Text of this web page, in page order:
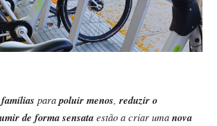
parapoluir menos ,reduzir o
de forma sensataestão a criar umanova